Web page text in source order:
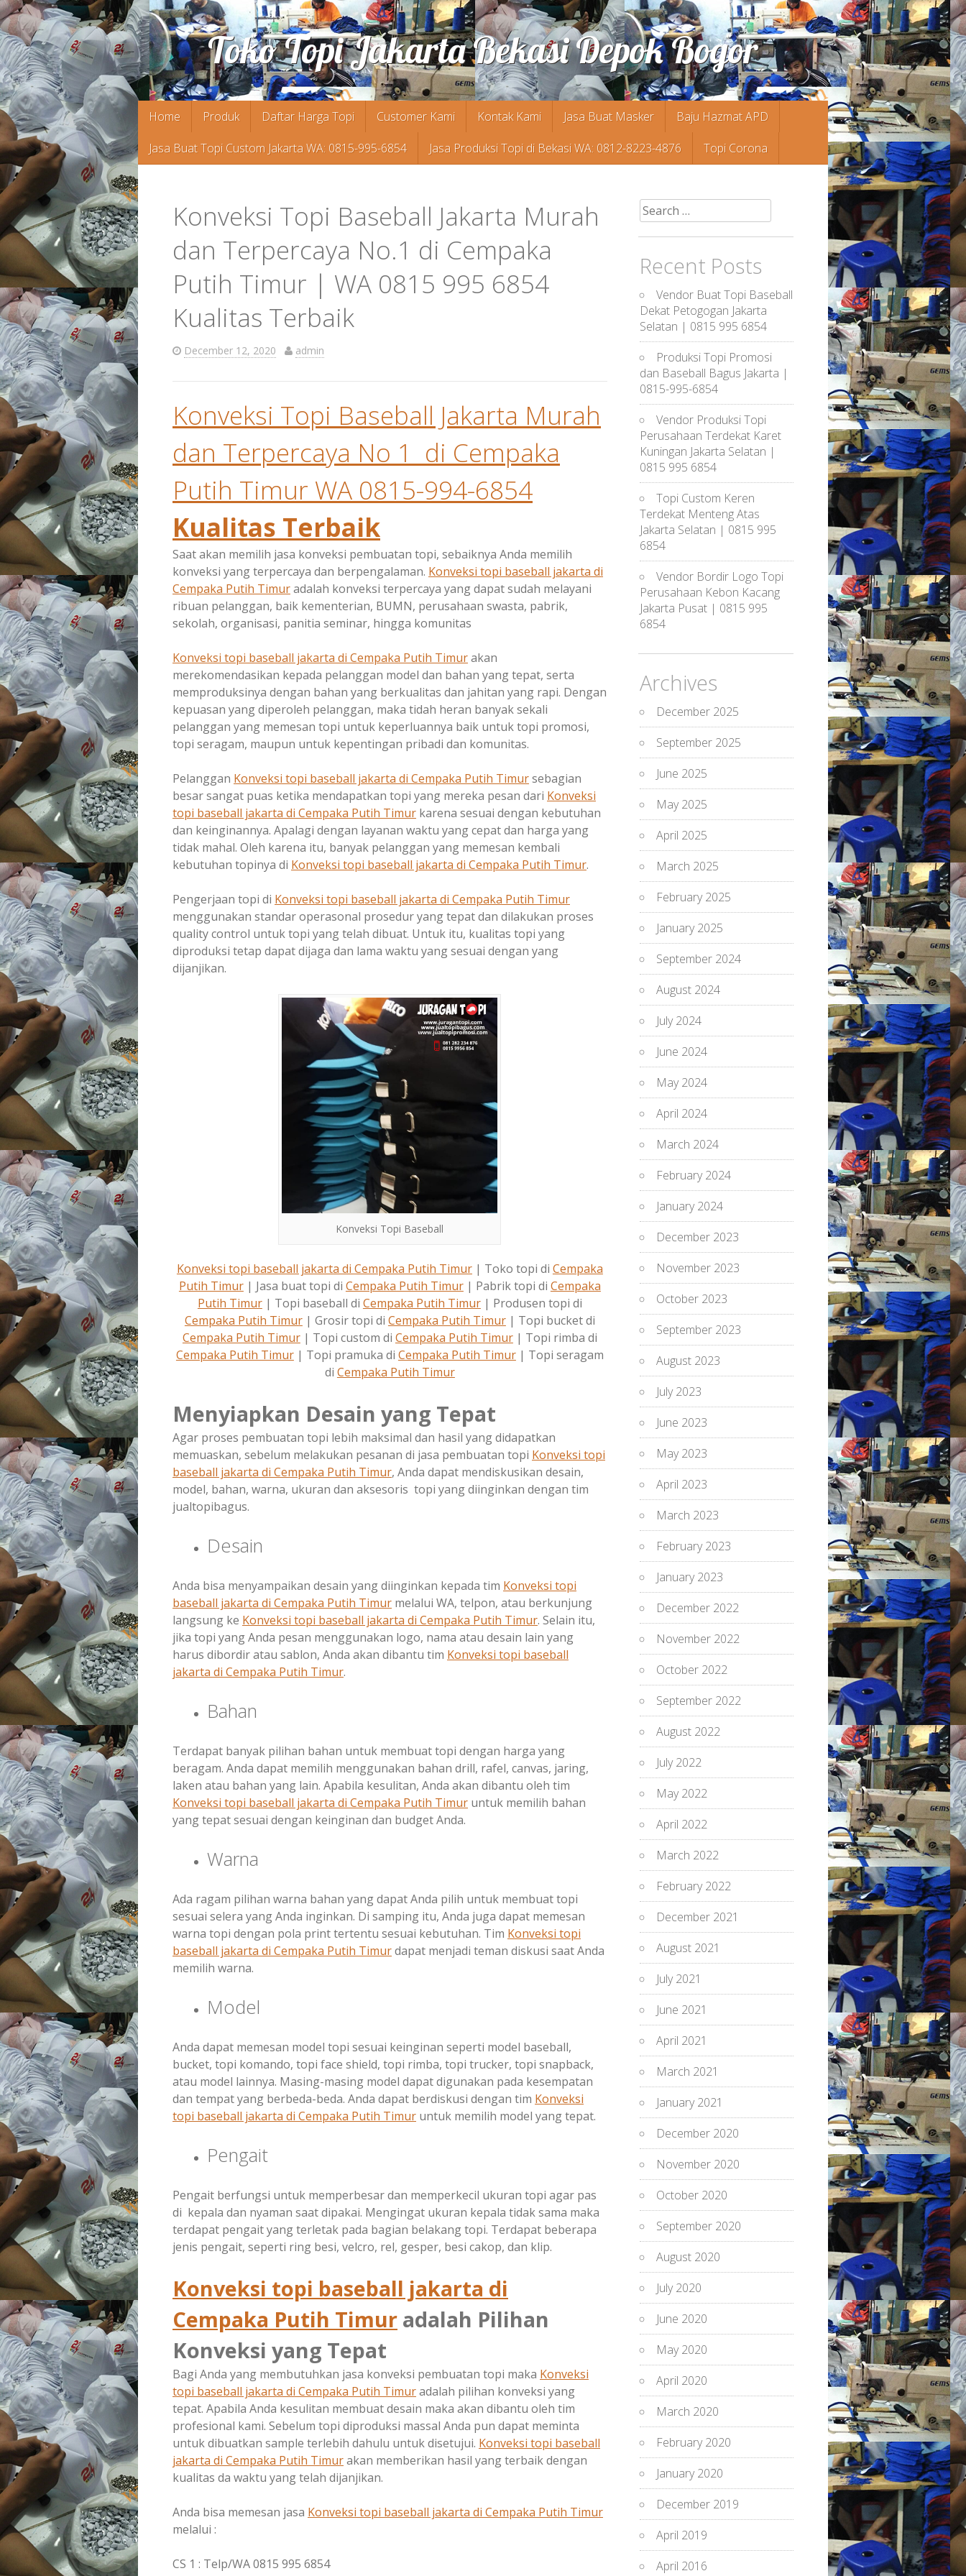
Toko Topi Jakarta Bekasi Depok Bogor
Skip
content
Home Produk Daftar Harga Topi Customer Kami Kontak Kami Jasa Buat Masker
Baju Hazmat APD
Jasa Buat Topi Custom Jakarta WA: 0815-995-6854
Jasa Produksi Topi di Bekasi WA: 0812-8223-4876 Topi Corona
Konveksi Topi Baseball Jakarta Murah
dan Terpercaya No.1 di Cempaka
Putih Timur | WA 0815 995 6854
Kualitas Terbaik
December 12, 2020 admin
Konveksi Topi Baseball Jakarta Murah
dan Terpercaya No 1 di Cempaka
Putih Timur WA 0815-994-6854
Kualitas Terbaik
Saat akan memilih jasa konveksi pembuatan topi, sebaiknya Anda memilih
konveksi yang terpercaya dan berpengalaman. Konveksi topi baseball jakarta di
Cempaka Putih Timuradalah konveksi terpercaya yang dapat sudah melayani
ribuan pelanggan, baik kementerian, BUMN, perusahaan swasta, pabrik,
sekolah, organisasi, panitia seminar, hingga komunitas
Konveksi topi baseball jakarta di Cempaka Putih Timurakan
merekomendasikan kepada pelanggan model dan bahan yang tepat, serta
memproduksinya dengan bahan yang berkualitas dan jahitan yang rapi. Dengan
kepuasan yang diperoleh pelanggan, maka tidah heran banyak sekali
pelanggan yang memesan topi untuk keperluannya baik untuk topi promosi,
topi seragam, maupun untuk kepentingan pribadi dan komunitas.
Pelanggan Konveksi topi baseball jakarta di Cempaka Putih Timursebagian
besar sangat puas ketika mendapatkan topi yang mereka pesan dari Konveksi
topi baseball jakarta di Cempaka Putih Timur karena sesuai dengan kebutuhan
dan keinginannya. Apalagi dengan layanan waktu yang cepat dan harga yang
tidak mahal. Oleh karena itu, banyak pelanggan yang memesan kembali
kebutuhan topinya di Konveksi topi baseball jakarta di Cempaka Putih Timur.
Pengerjaan topi di Konveksi topi baseball jakarta di Cempaka Putih Timur
menggunakan standar operasonal prosedur yang tepat dan dilakukan proses
quality control untuk topi yang telah dibuat. Untuk itu, kualitas topi yang
diproduksi tetap dapat dijaga dan lama waktu yang sesuai dengan yang
dijanjikan.
Konveksi Topi Baseball
Konveksi topi baseball jakarta di Cempaka Putih Timur| Toko topi di Cempaka
Putih Timur| Jasa buat topi di Cempaka Putih Timur| Pabrik topi di Cempaka
Putih Timur| Topi baseball di Cempaka Putih Timur| Produsen topi di
Cempaka Putih Timur| Grosir topi di Cempaka Putih Timur| Topi bucket di
Cempaka Putih Timur| Topi custom di Cempaka Putih Timur| Topi rimba di
Cempaka Putih Timur| Topi pramuka di Cempaka Putih Timur| Topi seragam
di Cempaka Putih Timur
Menyiapkan Desain yang Tepat
Agar proses pembuatan topi lebih maksimal dan hasil yang didapatkan
memuaskan, sebelum melakukan pesanan di jasa pembuatan topi Konveksi topi
baseball jakarta di Cempaka Putih Timur, Anda dapat mendiskusikan desain,
model, bahan, warna, ukuran dan aksesoris topi yang diinginkan dengan tim
jualtopibagus.
Desain
Anda bisa menyampaikan desain yang diinginkan kepada tim Konveksi topi
baseball jakarta di Cempaka Putih Timur melalui WA, telpon, atau berkunjung
langsung ke Konveksi topi baseball jakarta di Cempaka Putih Timur. Selain itu,
jika topi yang Anda pesan menggunakan logo, nama atau desain lain yang
harus dibordir atau sablon, Anda akan dibantu tim Konveksi topi baseball
jakarta di Cempaka Putih Timur.
Bahan
Terdapat banyak pilihan bahan untuk membuat topi dengan harga yang
beragam. Anda dapat memilih menggunakan bahan drill, rafel, canvas, jaring,
laken atau bahan yang lain. Apabila kesulitan, Anda akan dibantu oleh tim
Konveksi topi baseball jakarta di Cempaka Putih Timur untuk memilih bahan
yang tepat sesuai dengan keinginan dan budget Anda.
Warna
Ada ragam pilihan warna bahan yang dapat Anda pilih untuk membuat topi
sesuai selera yang Anda inginkan. Di samping itu, Anda juga dapat memesan
warna topi dengan pola print tertentu sesuai kebutuhan. Tim Konveksi topi
baseball jakarta di Cempaka Putih Timurdapat menjadi teman diskusi saat Anda
memilih warna.
Model
Anda dapat memesan model topi sesuai keinginan seperti model baseball,
bucket, topi komando, topi face shield, topi rimba, topi trucker, topi snapback,
atau model lainnya. Masing-masing model dapat digunakan pada kesempatan
dan tempat yang berbeda-beda. Anda dapat berdiskusi dengan tim Konveksi
topi baseball jakarta di Cempaka Putih Timur untuk memilih model yang tepat.
Pengait
Pengait berfungsi untuk memperbesar dan memperkecil ukuran topi agar pas
di kepala dan nyaman saat dipakai. Mengingat ukuran kepala tidak sama maka
terdapat pengait yang terletak pada bagian belakang topi. Terdapat beberapa
jenis pengait, seperti ring besi, velcro, rel, gesper, besi cakop, dan klip.
Konveksi topi baseball jakarta di
Cempaka Putih Timur adalah Pilihan
Konveksi yang Tepat
Bagi Anda yang membutuhkan jasa konveksi pembuatan topi maka Konveksi
topi baseball jakarta di Cempaka Putih Timuradalah pilihan konveksi yang
tepat. Apabila Anda kesulitan membuat desain maka akan dibantu oleh tim
profesional kami. Sebelum topi diproduksi massal Anda pun dapat meminta
untuk dibuatkan sample terlebih dahulu untuk disetujui. Konveksi topi baseball
jakarta di Cempaka Putih Timurakan memberikan hasil yang terbaik dengan
kualitas da waktu yang telah dijanjikan.
Anda bisa memesan jasa Konveksi topi baseball jakarta di Cempaka Putih Timur
melalui :
CS 1 : Telp/WA 0815 995 6854
Search
for:
Recent Posts
Vendor Buat Topi Baseball
Dekat Petogogan Jakarta
Selatan | 0815 995 6854
Produksi Topi Promosi
dan Baseball Bagus Jakarta |
0815-995-6854
Vendor Produksi Topi
Perusahaan Terdekat Karet
Kuningan Jakarta Selatan |
0815 995 6854
Topi Custom Keren
Terdekat Menteng Atas
Jakarta Selatan | 0815 995
6854
Vendor Bordir Logo Topi
Perusahaan Kebon Kacang
Jakarta Pusat | 0815 995
6854
Archives
December 2025
September 2025
June 2025
May 2025
April 2025
March 2025
February 2025
January 2025
September 2024
August 2024
July 2024
June 2024
May 2024
April 2024
March 2024
February 2024
January 2024
December 2023
November 2023
October 2023
September 2023
August 2023
July 2023
June 2023
May 2023
April 2023
March 2023
February 2023
January 2023
December 2022
November 2022
October 2022
September 2022
August 2022
July 2022
May 2022
April 2022
March 2022
February 2022
December 2021
August 2021
July 2021
June 2021
April 2021
March 2021
January 2021
December 2020
November 2020
October 2020
September 2020
August 2020
July 2020
June 2020
May 2020
April 2020
March 2020
February 2020
January 2020
December 2019
April 2019
April 2016